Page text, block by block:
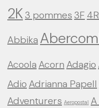
2K3 pommes3F
Abbika
Acoola Acorn Adagio
Adio Adrianna Papell
Adventurers Aeropostal